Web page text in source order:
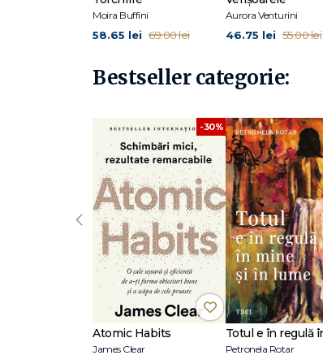
Moira Buffini
58.65 lei 69.00 lei
Aurora Venturini
46.75 lei 55.00 lei
Bestseller categorie:
-30%
Atomic Habits
James Clear Petronela Rotar
‹